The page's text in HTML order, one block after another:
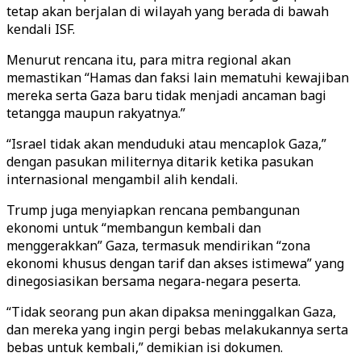
tetap akan berjalan di wilayah yang berada di bawah
kendali ISF.
Menurut rencana itu, para mitra regional akan
memastikan “Hamas dan faksi lain mematuhi kewajiban
mereka serta Gaza baru tidak menjadi ancaman bagi
tetangga maupun rakyatnya.”
“Israel tidak akan menduduki atau mencaplok Gaza,”
dengan pasukan militernya ditarik ketika pasukan
internasional mengambil alih kendali.
Trump juga menyiapkan rencana pembangunan
ekonomi untuk “membangun kembali dan
menggerakkan” Gaza, termasuk mendirikan “zona
ekonomi khusus dengan tarif dan akses istimewa” yang
dinegosiasikan bersama negara-negara peserta.
“Tidak seorang pun akan dipaksa meninggalkan Gaza,
dan mereka yang ingin pergi bebas melakukannya serta
bebas untuk kembali,” demikian isi dokumen.